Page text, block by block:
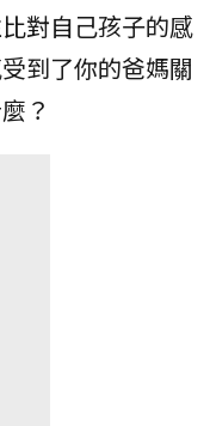
對自己孩子的感
到了你的爸媽關
？